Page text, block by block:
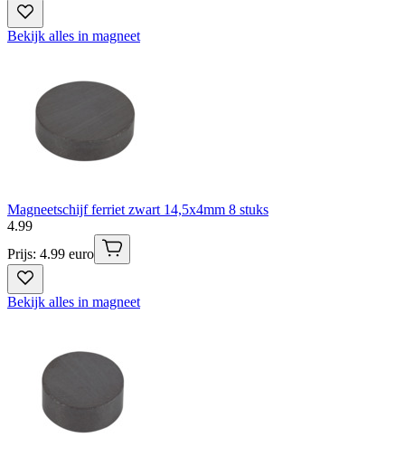
Bekijk alles in magneet
Magneetschijf ferriet zwart 14,5x4mm 8 stuks
4.99
Prijs: 4.99 euro
Bekijk alles in magneet